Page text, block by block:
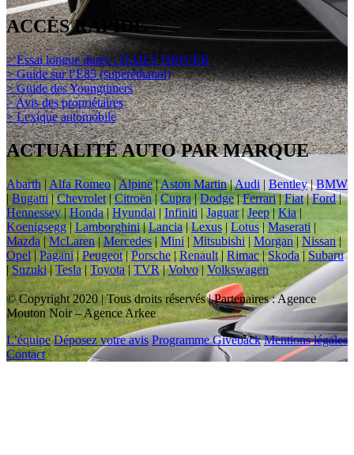
ACCÈS RAPIDE
> Essai longue durée : DAILY DRIVER
> Guide sur l’E85 (superéthanol)
> Guide des Youngtimers
> Avis des propriétaires
> Lexique automobile
ACTUALITÉ AUTO PAR MARQUE
Abarth | Alfa Romeo|Alpine|Aston Martin|Audi | Bentley|BMW
| Bugatti|Chevrolet|Citroën |Cupra|Dodge|Ferrari|Fiat|Ford|
Hennessey|Honda| Hyundai | Infiniti |Jaguar| Jeep|Kia |
Koenigsegg|Lamborghini|Lancia|Lexus | Lotus| Maserati |
Mazda |McLaren|Mercedes | Mini | Mitsubishi | Morgan|Nissan|
Opel | Pagani|Peugeot|Porsche|Renault| Rimac|Skoda | Subaru
| Suzuki|Tesla| Toyota | TVR|Volvo| Volkswagen
© Copyright 2020 | Tous droits réservés | Partenaires : Agence
Mouton Noir – Agence Arkee
L’équipe Déposez votre avis Programme Giveback Mentions légales
Contact